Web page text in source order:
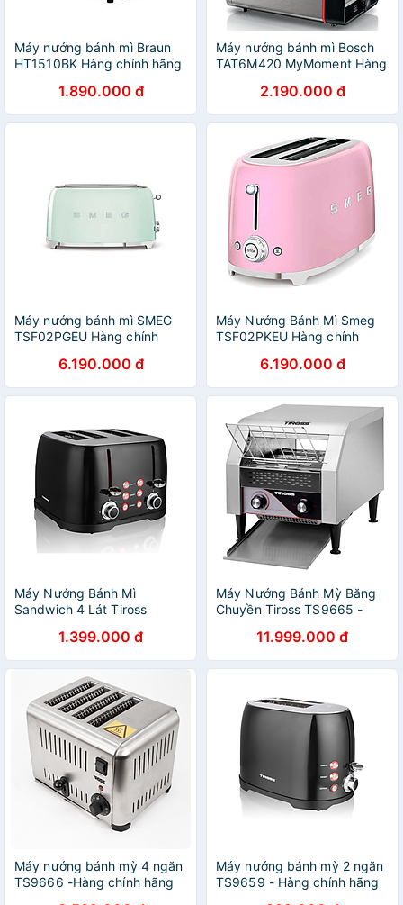
Máy nướng bánh mì Braun
HT1510BK Hàng chính hãng
1.890.000 đ
Máy nướng bánh mì Bosch
TAT6M420 MyMoment Hàng
2.190.000 đ
Máy nướng bánh mì SMEG
TSF02PGEU Hàng chính
6.190.000 đ
Máy Nướng Bánh Mì Smeg
TSF02PKEU Hàng chính
6.190.000 đ
Máy Nướng Bánh Mì
Sandwich 4 Lát Tiross
1.399.000 đ
Máy Nướng Bánh Mỳ Băng
Chuyền Tiross TS9665 -
11.999.000 đ
Máy nướng bánh mỳ 4 ngăn
TS9666 -Hàng chính hãng
Máy nướng bánh mỳ 2 ngăn
TS9659 - Hàng chính hãng